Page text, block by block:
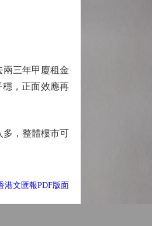
三年甲廈租金
，正面效應再
，整體樓市可
港文匯報PDF版面